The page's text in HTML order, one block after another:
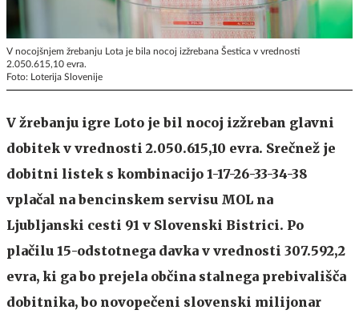
V nocojšnjem žrebanju Lota je bila nocoj izžrebana Šestica v vrednosti
2.050.615,10 evra.
Foto: Loterija Slovenije
V žrebanju igre Loto je bil nocoj izžreban glavni
dobitek v vrednosti 2.050.615,10 evra. Srečnež je
dobitni listek s kombinacijo 1-17-26-33-34-38
vplačal na bencinskem servisu MOL na
Ljubljanski cesti 91 v Slovenski Bistrici. Po
plačilu 15-odstotnega davka v vrednosti 307.592,2
evra, ki ga bo prejela občina stalnega prebivališča
dobitnika, bo novopečeni slovenski milijonar